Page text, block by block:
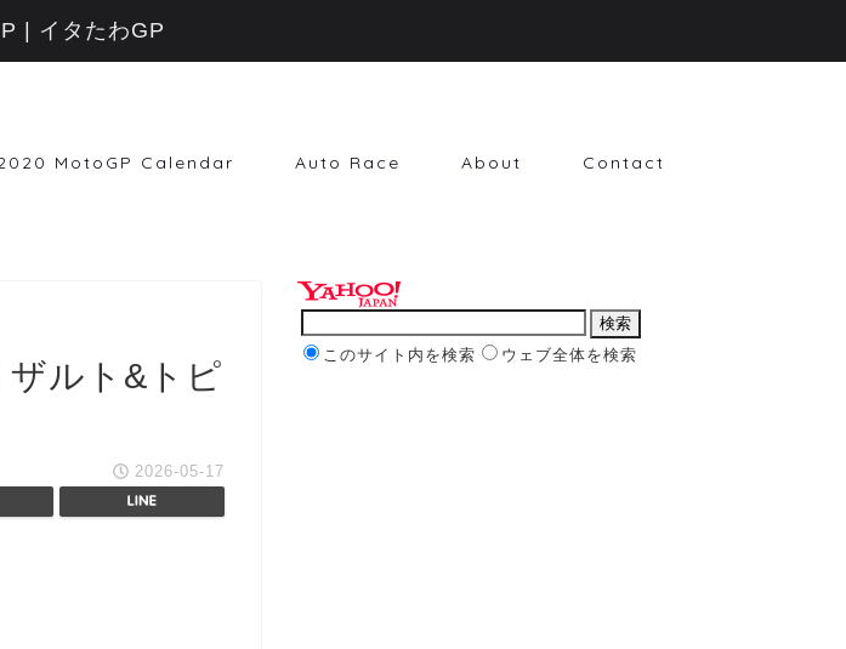
MotoGP Calendar Auto Race About Contact
ルト&トピ
2026-05-17
このサイト内を検索 ウェブ全体を検索
| イタたわGP